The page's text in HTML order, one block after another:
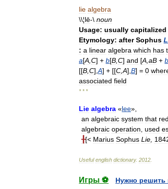
lie algebra
\\¦lē-\ noun
Usage: usually capitalized
Etymology: after Sophus
: a linear algebra which has
a[A C] + b[B C] and [A aB +
[[B C], A] + [[C A], B] = 0
associated field
* * *
Lie algebra «lee»,
an algebraic system that
algebraic operation used
╂[< Marius Sophus Lie
Useful english dictionary. 2012
Игры ⚽
Нужно решить